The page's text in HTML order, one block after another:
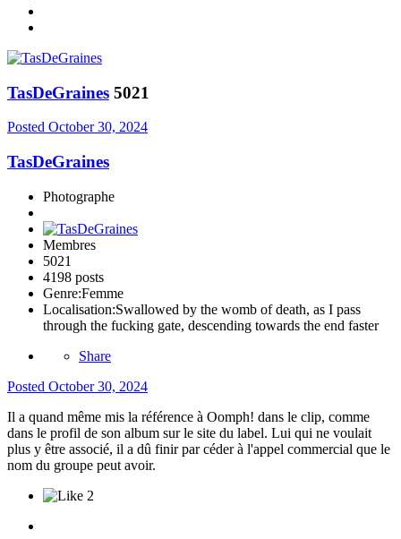
TasDeGraines 5021
Posted October 30, 2024
TasDeGraines
Photographe
Membres
5021
4198 posts
Genre:Femme
Localisation:Swallowed by the womb of death, as I pass
through the fucking gate, descending towards the end faster
Share
Posted October 30, 2024
Il a quand même mis la référence à Oomph! dans le clip, comme
dans le profil de son album sur le site du label. Lui qui ne voulait
plus y être associé, il a dû finir par céder à l'appel commercial que le
nom du groupe peut avoir.
2